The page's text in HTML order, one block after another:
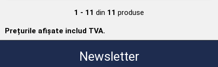
1 - 11 din 11 produse
Prețurile afișate includ TVA.
Newsletter